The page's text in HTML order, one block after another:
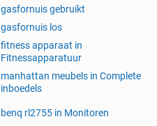
gasfornuis gebruikt
gasfornuis los
fitness apparaat in
Fitnessapparatuur
manhattan meubels in Complete
inboedels
benq rl2755 in Monitoren